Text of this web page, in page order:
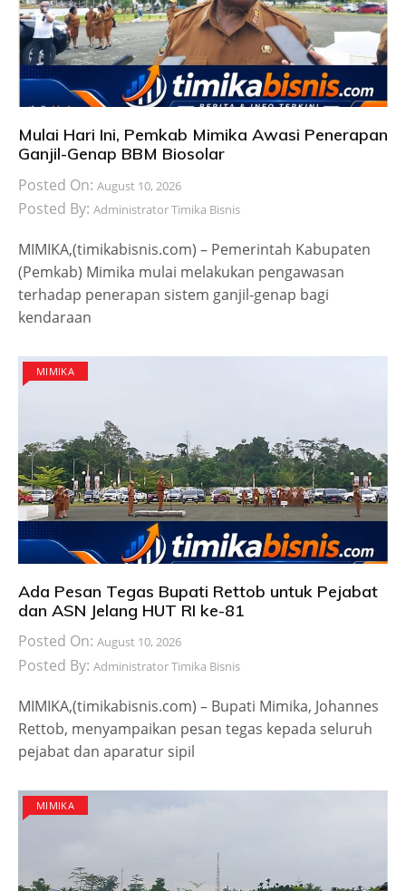
Mulai Hari Ini, Pemkab Mimika Awasi Penerapan
Ganjil-Genap BBM Biosolar
Posted On: August 10, 2026
Posted By: Administrator Timika Bisnis
MIMIKA,(timikabisnis.com) – Pemerintah Kabupaten
(Pemkab) Mimika mulai melakukan pengawasan
terhadap penerapan sistem ganjil-genap bagi
kendaraan
MIMIKA
Ada Pesan Tegas Bupati Rettob untuk Pejabat
dan ASN Jelang HUT RI ke-81
Posted On: August 10, 2026
Posted By: Administrator Timika Bisnis
MIMIKA,(timikabisnis.com) – Bupati Mimika, Johannes
Rettob, menyampaikan pesan tegas kepada seluruh
pejabat dan aparatur sipil
MIMIKA